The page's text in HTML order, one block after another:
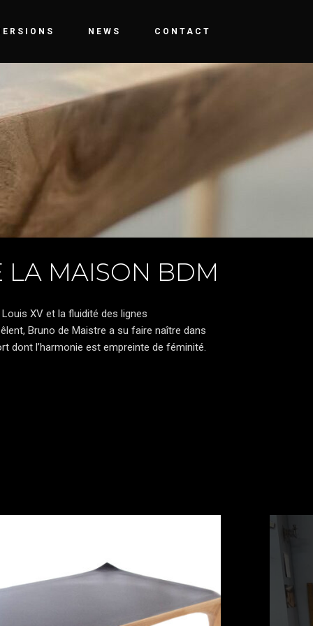
NEWS CONTACT
LA MAISON BDM
XV et la fluidité des lignes
Bruno de Maistre a su faire naître dans
dont l’harmonie est empreinte de féminité.